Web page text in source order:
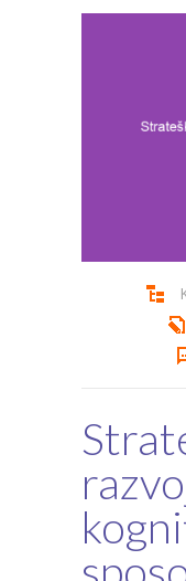
--
---- Kako
Kontakt